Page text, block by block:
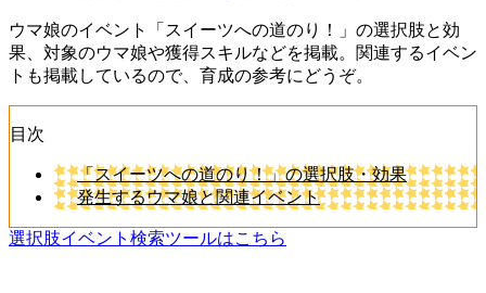
ウマ娘のイベント「スイーツへの道のり！」の選択肢と効
果、対象のウマ娘や獲得スキルなどを掲載。関連するイベン
トも掲載しているので、育成の参考にどうぞ。
目次
「スイーツへの道のり！」の選択肢・効果
発生するウマ娘と関連イベント
選択肢イベント検索ツールはこちら